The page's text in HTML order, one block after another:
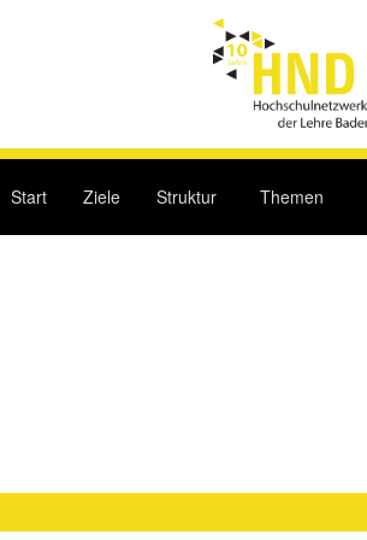
Start Ziele Struktur Themen